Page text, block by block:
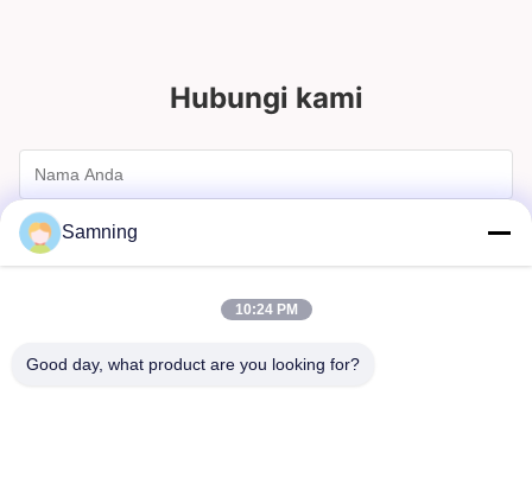
Hubungi kami
Samning
10:24 PM
Good day, what product are you looking for?